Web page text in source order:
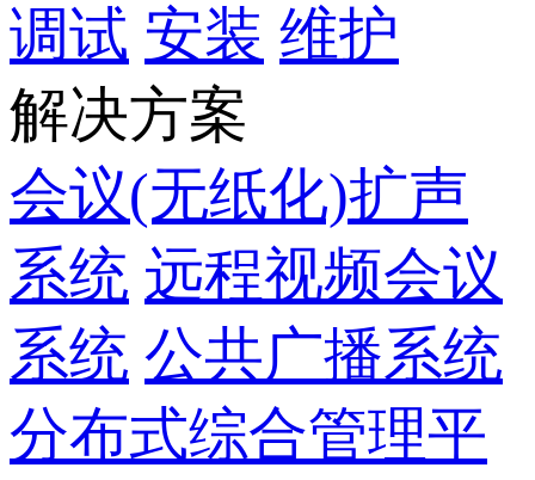
调试 安装 维护
解决方案
会议(无纸化)扩声
系统 远程视频会议
系统 公共广播系统
分布式综合管理平